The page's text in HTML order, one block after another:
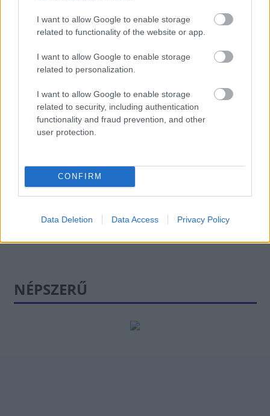
I want to allow Google to enable storage
related to functionality of the website or app.
I want to allow Google to enable storage
related to personalization.
I want to allow Google to enable storage
related to security, including authentication
functionality and fraud prevention, and other
user protection.
CONFIRM
Data Deletion Data Access Privacy Policy
stabilra javította
Románia államadós-
kilátásait
Szlávik:
százalékos
NÉPSZERŰ